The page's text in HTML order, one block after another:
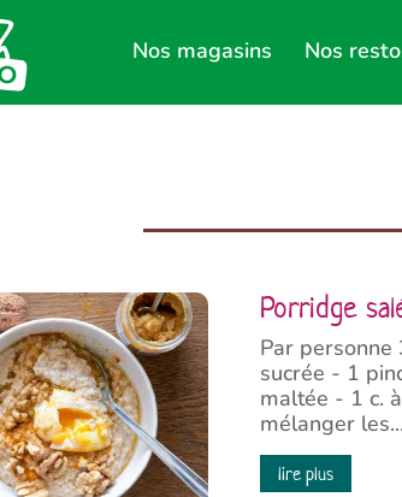
Nos magasins Nos
Porridge
Par
sucrée - 1
maltée - 1 c.
mélanger les...
lire plus